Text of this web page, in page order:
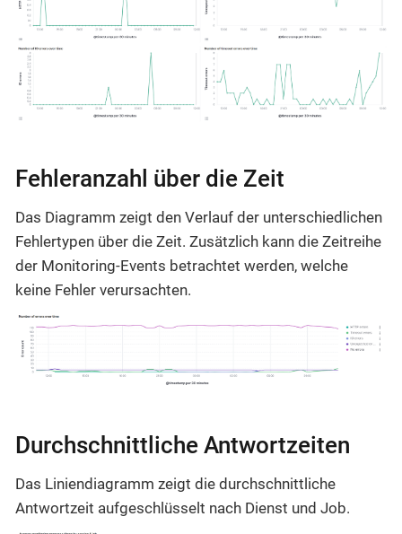
Fehleranzahl über die Zeit
Das Diagramm zeigt den Verlauf der unterschiedlichen
Fehlertypen über die Zeit. Zusätzlich kann die Zeitreihe
der Monitoring-Events betrachtet werden, welche
keine Fehler verursachten.
Durchschnittliche Antwortzeiten
Das Liniendiagramm zeigt die durchschnittliche
Antwortzeit aufgeschlüsselt nach Dienst und Job.